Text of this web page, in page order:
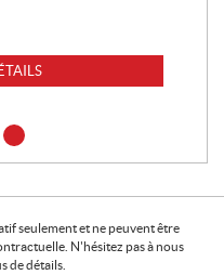
seulement et ne peuvent être
N'hésitez pas à nous
de détails.